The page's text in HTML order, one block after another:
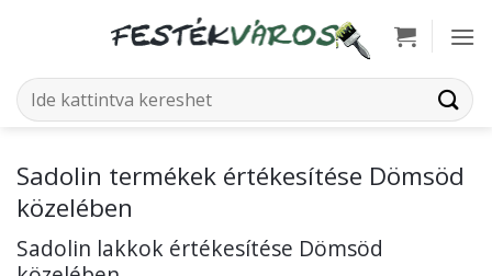
Keresés
a
Sadolin termékek értékesítése Dömsöd
közelében
Sadolin lakkok értékesítése Dömsöd